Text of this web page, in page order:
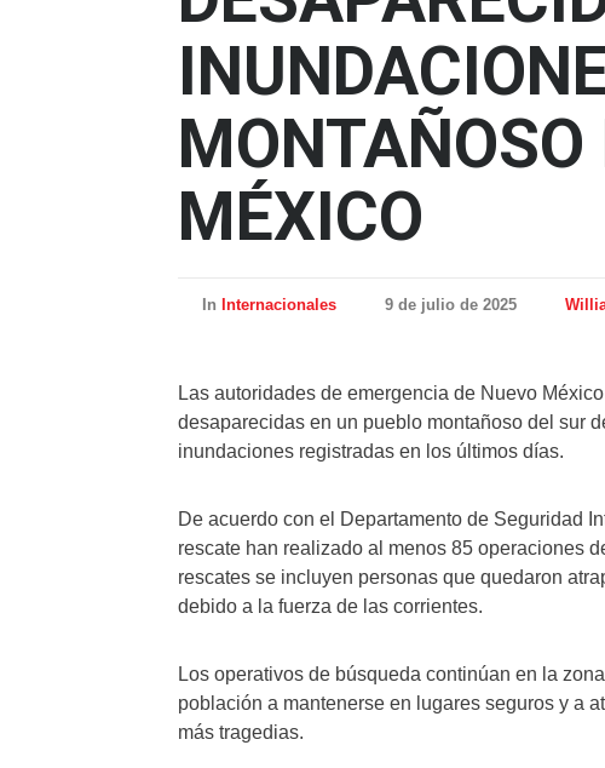
MONTAÑOSO
MÉXICO
In Internacionales 9 de julio de 2025
Las autoridades de emergencia de Nuevo
desaparecidas en un pueblo montañoso del sur
inundaciones registradas en los últimos días.
De acuerdo con el Departamento de Seguridad
rescate han realizado al menos 85 operaciones
rescates se incluyen personas que quedaron
debido a la fuerza de las corrientes.
Los operativos de búsqueda continúan en la
población a mantenerse en lugares seguros y a
más tragedias.